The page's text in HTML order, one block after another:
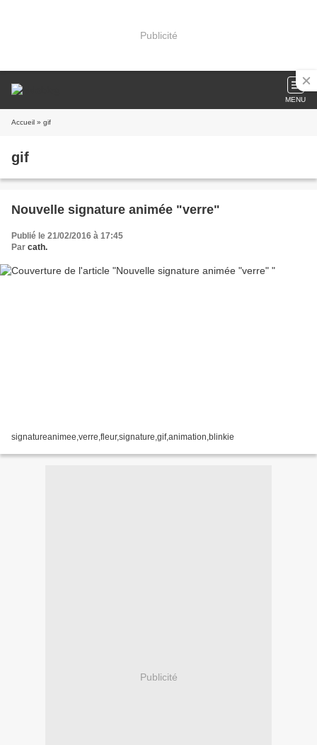
Publicité
MENU
Accueil » gif
gif
Nouvelle signature animée "verre"
Publié le 21/02/2016 à 17:45
Par cath.
signatureanimee,verre,fleur,signature,gif,animation,blinkie
Publicité